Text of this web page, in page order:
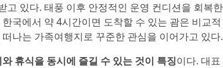
있다. 태풍 이후 안정적인 운영 컨디션을 회복
국에서 약 4시간이면 도착할 수 있는 괌은 비교
나는 가족여행지로 꾸준한 관심을 이어가고 있다.
휴식을 동시에 즐길 수 있는 것이 특징이다. 대